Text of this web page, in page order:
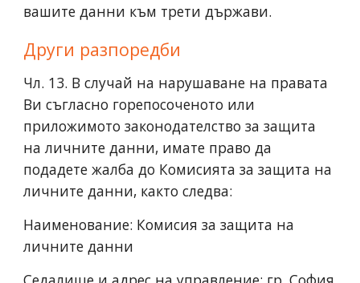
вашите данни към трети държави.
Други разпоредби
Чл. 13. В случай на нарушаване на правата
Ви съгласно горепосоченото или
приложимото законодателство за защита
на личните данни, имате право да
подадете жалба до Комисията за защита на
личните данни, както следва:
Наименование: Комисия за защита на
личните данни